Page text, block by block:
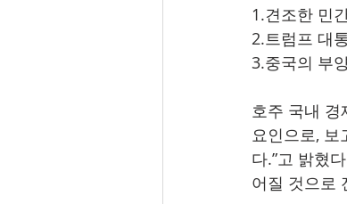
1.견조한 민
2.트럼프 대
3.중국의 부
호주 국내
요인으로, 보
다.”고 밝혔
어질 것으로